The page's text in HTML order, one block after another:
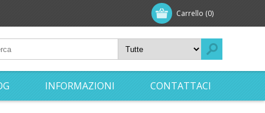
Carrello (0)
INFORMAZIONI CONTATTACI